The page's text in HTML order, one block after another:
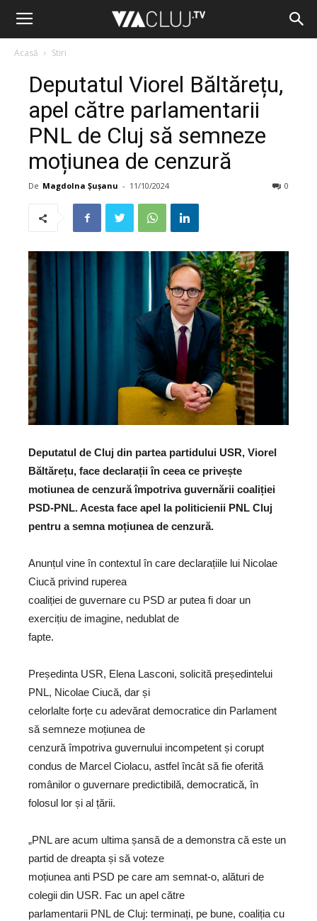
Acasă Stiri
Deputatul Viorel Băltărețu,
apel către parlamentarii
PNL de Cluj să semneze
moțiunea de cenzură
De Magdolna Șușanu - 11/10/2024 0
Deputatul de Cluj din partea partidului USR, Viorel
Băltărețu, face declarații în ceea ce privește
motiunea de cenzură împotriva guvernării coaliției
PSD-PNL. Acesta face apel la politicienii PNL Cluj
pentru a semna moțiunea de cenzură.
Anunțul vine în contextul în care declarațiile lui Nicolae
Ciucă privind ruperea
coaliției de guvernare cu PSD ar putea fi doar un
exercițiu de imagine, nedublat de
fapte.
Președinta USR, Elena Lasconi, solicită președintelui
PNL, Nicolae Ciucă, dar și
celorlalte forțe cu adevărat democratice din Parlament
să semneze moțiunea de
cenzură împotriva guvernului incompetent și corupt
condus de Marcel Ciolacu, astfel încât să fie oferită
românilor o guvernare predictibilă, democratică, în
folosul lor și al țării.
„PNL are acum ultima șansă de a demonstra că este un
partid de dreapta și să voteze
moțiunea anti PSD pe care am semnat-o, alături de
colegii din USR. Fac un apel către
parlamentarii PNL de Cluj: terminați, pe bune, coaliția cu